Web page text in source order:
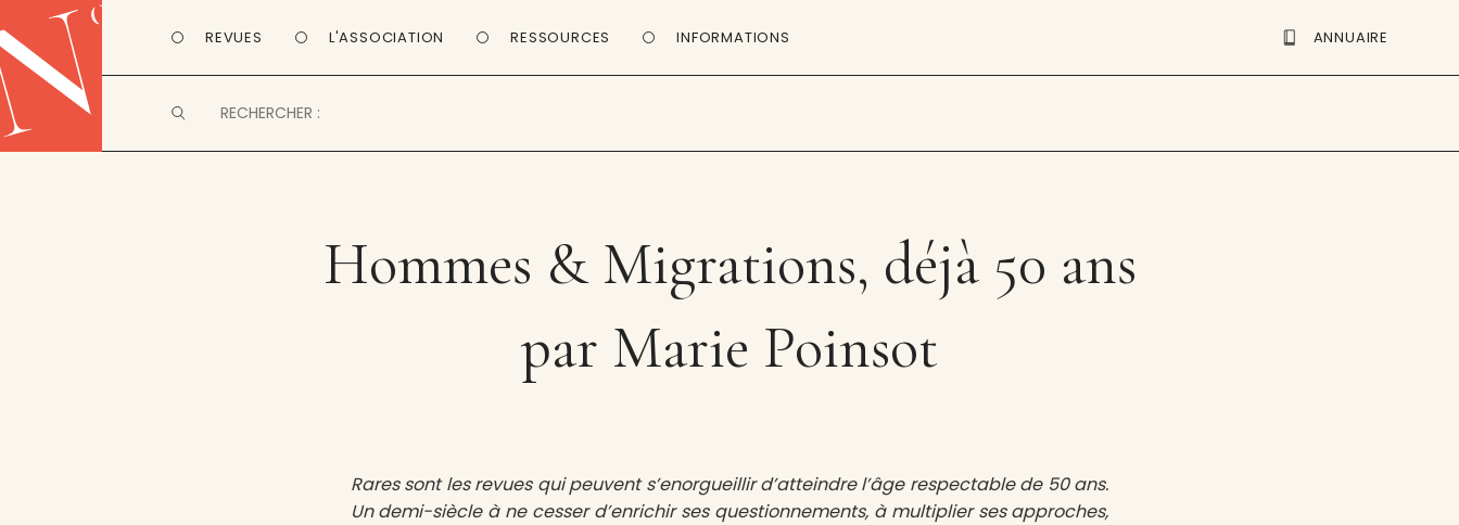
REVUES L'ASSOCIATION RESSOURCES INFORMATIONS ANNUAIRE
Hommes & Migrations, déjà 50 ans
par Marie Poinsot
Rares sont les revues qui peuvent s’enorgueillir d’atteindre l’âge respectable de 50 ans.
Un demi-siècle à ne cesser d’enrichir ses questionnements, à multiplier ses approches,